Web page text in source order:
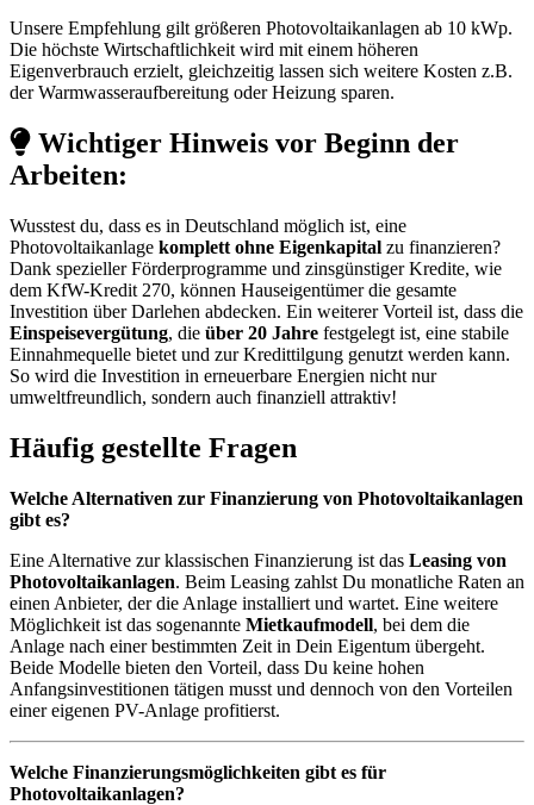
Unsere Empfehlung gilt größeren Photovoltaikanlagen ab 10 kWp.
Die höchste Wirtschaftlichkeit wird mit einem höheren
Eigenverbrauch erzielt, gleichzeitig lassen sich weitere Kosten z.B.
der Warmwasseraufbereitung oder Heizung sparen.
Wichtiger Hinweis vor Beginn der
Arbeiten:
Wusstest du, dass es in Deutschland möglich ist, eine
Photovoltaikanlage komplett ohne Eigenkapital zu finanzieren?
Dank spezieller Förderprogramme und zinsgünstiger Kredite, wie
dem KfW-Kredit 270, können Hauseigentümer die gesamte
Investition über Darlehen abdecken. Ein weiterer Vorteil ist, dass die
Einspeisevergütung, die über 20 Jahre festgelegt ist, eine stabile
Einnahmequelle bietet und zur Kredittilgung genutzt werden kann.
So wird die Investition in erneuerbare Energien nicht nur
umweltfreundlich, sondern auch finanziell attraktiv!
Häufig gestellte Fragen
Welche Alternativen zur Finanzierung von Photovoltaikanlagen
gibt es?
Eine Alternative zur klassischen Finanzierung ist das Leasing von
Photovoltaikanlagen. Beim Leasing zahlst Du monatliche Raten an
einen Anbieter, der die Anlage installiert und wartet. Eine weitere
Möglichkeit ist das sogenannte Mietkaufmodell, bei dem die
Anlage nach einer bestimmten Zeit in Dein Eigentum übergeht.
Beide Modelle bieten den Vorteil, dass Du keine hohen
Anfangsinvestitionen tätigen musst und dennoch von den Vorteilen
einer eigenen PV-Anlage profitierst.
Welche Finanzierungsmöglichkeiten gibt es für
Photovoltaikanlagen?